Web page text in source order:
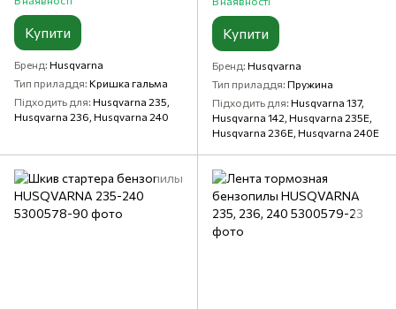
Купити
Бренд Husqvarna
Тип приладдя Кришка гальма
Підходить для Husqvarna 235,
Husqvarna 236, Husqvarna 240
Купити
Бренд Husqvarna
Тип приладдя Пружина
Підходить для Husqvarna 137,
Husqvarna 142, Husqvarna 235E,
Husqvarna 236E, Husqvarna 240E